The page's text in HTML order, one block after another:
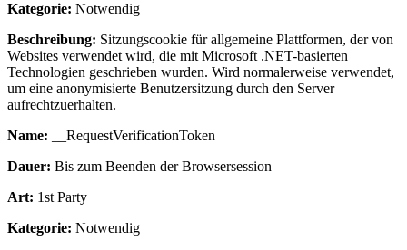
Kategorie: Notwendig
Beschreibung: Sitzungscookie für allgemeine Plattformen, der von
Websites verwendet wird, die mit Microsoft .NET-basierten
Technologien geschrieben wurden. Wird normalerweise verwendet,
um eine anonymisierte Benutzersitzung durch den Server
aufrechtzuerhalten.
Name: __RequestVerificationToken
Dauer: Bis zum Beenden der Browsersession
Art: 1st Party
Kategorie: Notwendig